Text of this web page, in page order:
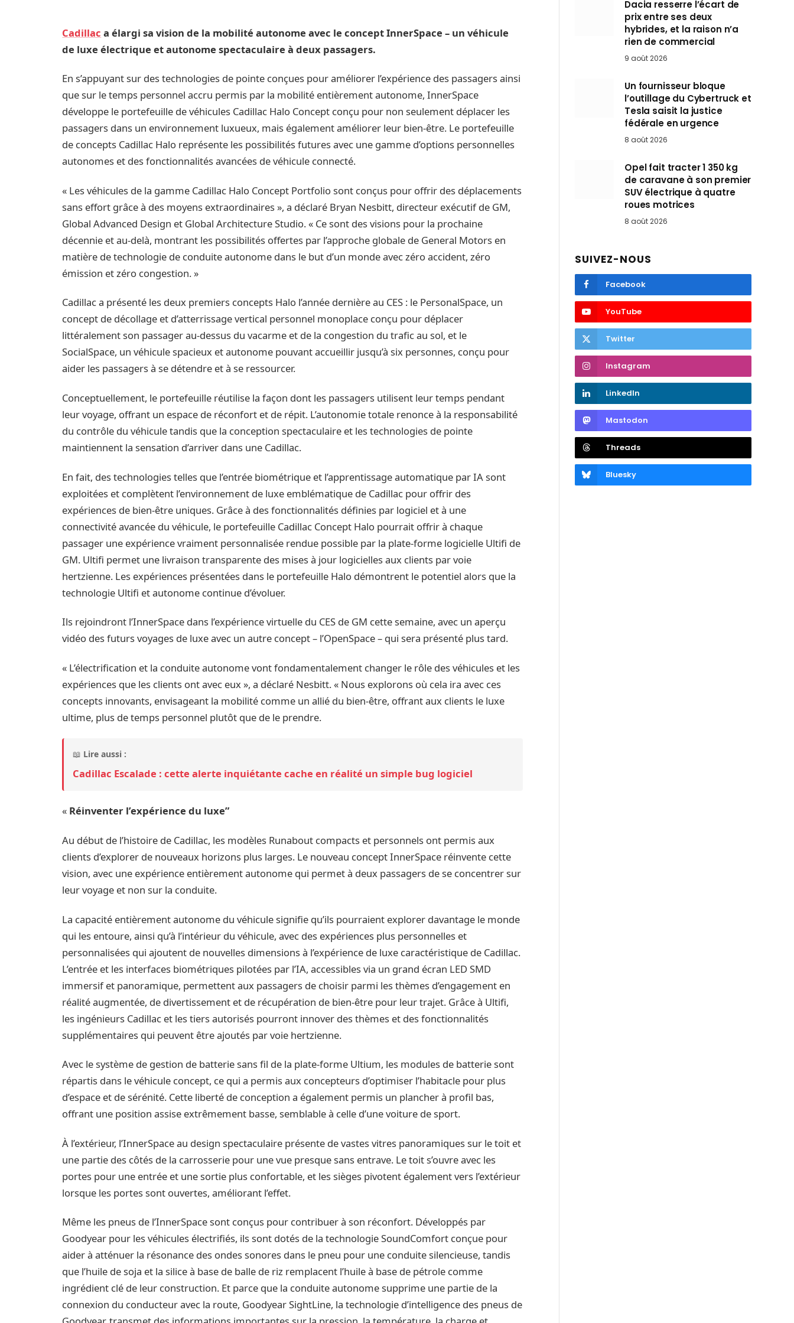
Cadillac a élargi sa vision de la mobilité autonome avec le concept InnerSpace – un véhicule
de luxe électrique et autonome spectaculaire à deux passagers.
En s’appuyant sur des technologies de pointe conçues pour améliorer l’expérience des passagers ainsi
que sur le temps personnel accru permis par la mobilité entièrement autonome, InnerSpace
développe le portefeuille de véhicules Cadillac Halo Concept conçu pour non seulement déplacer les
passagers dans un environnement luxueux, mais également améliorer leur bien-être. Le portefeuille
de concepts Cadillac Halo représente les possibilités futures avec une gamme d’options personnelles
autonomes et des fonctionnalités avancées de véhicule connecté.
« Les véhicules de la gamme Cadillac Halo Concept Portfolio sont conçus pour offrir des déplacements
sans effort grâce à des moyens extraordinaires », a déclaré Bryan Nesbitt, directeur exécutif de GM,
Global Advanced Design et Global Architecture Studio. « Ce sont des visions pour la prochaine
décennie et au-delà, montrant les possibilités offertes par l’approche globale de General Motors en
matière de technologie de conduite autonome dans le but d’un monde avec zéro accident, zéro
émission et zéro congestion. »
Cadillac a présenté les deux premiers concepts Halo l’année dernière au CES : le PersonalSpace, un
concept de décollage et d’atterrissage vertical personnel monoplace conçu pour déplacer
littéralement son passager au-dessus du vacarme et de la congestion du trafic au sol, et le
SocialSpace, un véhicule spacieux et autonome pouvant accueillir jusqu’à six personnes, conçu pour
aider les passagers à se détendre et à se ressourcer.
Conceptuellement, le portefeuille réutilise la façon dont les passagers utilisent leur temps pendant
leur voyage, offrant un espace de réconfort et de répit. L’autonomie totale renonce à la responsabilité
du contrôle du véhicule tandis que la conception spectaculaire et les technologies de pointe
maintiennent la sensation d’arriver dans une Cadillac.
En fait, des technologies telles que l’entrée biométrique et l’apprentissage automatique par IA sont
exploitées et complètent l’environnement de luxe emblématique de Cadillac pour offrir des
expériences de bien-être uniques. Grâce à des fonctionnalités définies par logiciel et à une
connectivité avancée du véhicule, le portefeuille Cadillac Concept Halo pourrait offrir à chaque
passager une expérience vraiment personnalisée rendue possible par la plate-forme logicielle Ultifi de
GM. Ultifi permet une livraison transparente des mises à jour logicielles aux clients par voie
hertzienne. Les expériences présentées dans le portefeuille Halo démontrent le potentiel alors que la
technologie Ultifi et autonome continue d’évoluer.
Ils rejoindront l’InnerSpace dans l’expérience virtuelle du CES de GM cette semaine, avec un aperçu
vidéo des futurs voyages de luxe avec un autre concept – l’OpenSpace – qui sera présenté plus tard.
« L’électrification et la conduite autonome vont fondamentalement changer le rôle des véhicules et les
expériences que les clients ont avec eux », a déclaré Nesbitt. « Nous explorons où cela ira avec ces
concepts innovants, envisageant la mobilité comme un allié du bien-être, offrant aux clients le luxe
ultime, plus de temps personnel plutôt que de le prendre.
📖 Lire aussi :
Cadillac Escalade : cette alerte inquiétante cache en réalité un simple bug logiciel
« Réinventer l’expérience du luxe”
Au début de l’histoire de Cadillac, les modèles Runabout compacts et personnels ont permis aux
clients d’explorer de nouveaux horizons plus larges. Le nouveau concept InnerSpace réinvente cette
vision, avec une expérience entièrement autonome qui permet à deux passagers de se concentrer sur
leur voyage et non sur la conduite.
La capacité entièrement autonome du véhicule signifie qu’ils pourraient explorer davantage le monde
qui les entoure, ainsi qu’à l’intérieur du véhicule, avec des expériences plus personnelles et
personnalisées qui ajoutent de nouvelles dimensions à l’expérience de luxe caractéristique de Cadillac.
L’entrée et les interfaces biométriques pilotées par l’IA, accessibles via un grand écran LED SMD
immersif et panoramique, permettent aux passagers de choisir parmi les thèmes d’engagement en
réalité augmentée, de divertissement et de récupération de bien-être pour leur trajet. Grâce à Ultifi,
les ingénieurs Cadillac et les tiers autorisés pourront innover des thèmes et des fonctionnalités
supplémentaires qui peuvent être ajoutés par voie hertzienne.
Avec le système de gestion de batterie sans fil de la plate-forme Ultium, les modules de batterie sont
répartis dans le véhicule concept, ce qui a permis aux concepteurs d’optimiser l’habitacle pour plus
d’espace et de sérénité. Cette liberté de conception a également permis un plancher à profil bas,
offrant une position assise extrêmement basse, semblable à celle d’une voiture de sport.
À l’extérieur, l’InnerSpace au design spectaculaire présente de vastes vitres panoramiques sur le toit et
une partie des côtés de la carrosserie pour une vue presque sans entrave. Le toit s’ouvre avec les
portes pour une entrée et une sortie plus confortable, et les sièges pivotent également vers l’extérieur
lorsque les portes sont ouvertes, améliorant l’effet.
Même les pneus de l’InnerSpace sont conçus pour contribuer à son réconfort. Développés par
Goodyear pour les véhicules électrifiés, ils sont dotés de la technologie SoundComfort conçue pour
aider à atténuer la résonance des ondes sonores dans le pneu pour une conduite silencieuse, tandis
que l’huile de soja et la silice à base de balle de riz remplacent l’huile à base de pétrole comme
ingrédient clé de leur construction. Et parce que la conduite autonome supprime une partie de la
connexion du conducteur avec la route, Goodyear SightLine, la technologie d’intelligence des pneus de
Dacia resserre l’écart de
prix entre ses deux
hybrides, et la raison n’a
rien de commercial
9 août 2026
Un fournisseur bloque
l’outillage du Cybertruck et
Tesla saisit la justice
fédérale en urgence
8 août 2026
Opel fait tracter 1 350 kg
de caravane à son premier
SUV électrique à quatre
roues motrices
8 août 2026
SUIVEZ-NOUS
Facebook
YouTube
Twitter
Instagram
LinkedIn
Mastodon
Threads
Bluesky